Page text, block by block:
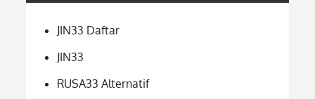
JIN33 Daftar
JIN33
RUSA33 Alternatif